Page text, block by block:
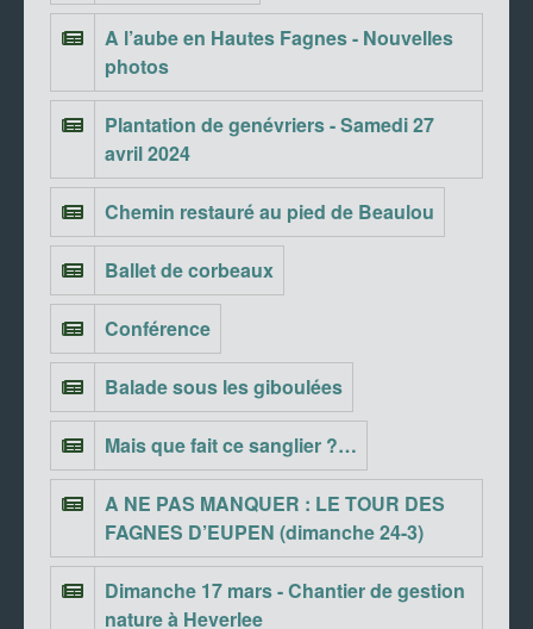
A l’aube en Hautes Fagnes - Nouvelles
photos
Plantation de genévriers - Samedi 27
avril 2024
Chemin restauré au pied de Beaulou
Ballet de corbeaux
Conférence
Balade sous les giboulées
Mais que fait ce sanglier ?…
A NE PAS MANQUER : LE TOUR DES
FAGNES D’EUPEN (dimanche 24-3)
Dimanche 17 mars - Chantier de gestion
nature à Heverlee